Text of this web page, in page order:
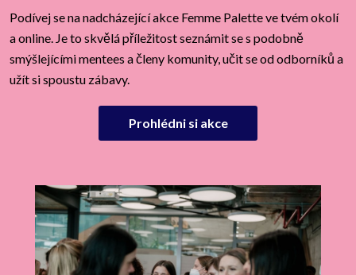
Podívej se na nadcházející akce Femme Palette ve tvém okolí
a online. Je to skvělá příležitost seznámit se s podobně
smýšlejícími mentees a členy komunity, učit se od odborníků a
užít si spoustu zábavy.
Prohlédni si akce